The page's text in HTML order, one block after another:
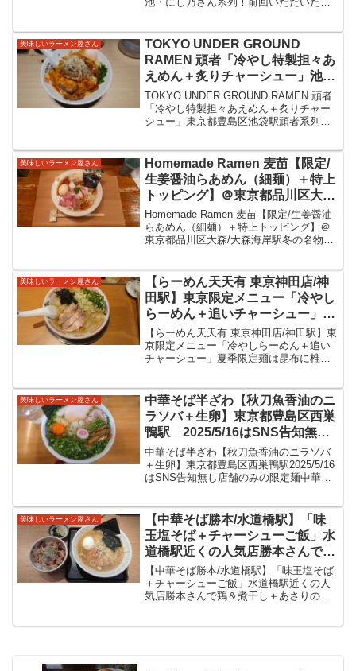
も三度目の訪問！「山椒チャーシ
個」をいただいてきました！
ーメン＋味玉＋海老ワンタン２個」をい
ただいてきました...
美味しいラーメン屋さん
TOKYO UNDER GROUND
RAMEN 頑者「冷やし特製担々あ
えめん＋炙りチャーシュー」池袋
駅すぐの頑者系列
TOKYO UNDER GROUND RAMEN 頑者
「冷やし特製担々あえめん＋炙りチャー
シュー」東京都豊島区池袋駅頑者系列の
駅近く。東武デパート横...
美味しいラーメン屋さん
Homemade Ramen 麦苗【限定/
生姜醤油らあめん（細麺）＋特上
トッピング】＠東京都品川区大
森/大森海岸駅 冬の名物と書か
れた限定メニュー。高知県刈谷農
園オーガニック生姜使用。染み渡
い限定をいただきました。
Homemade Ramen 麦苗【限定/生姜醤油
らあめん（細麺）＋特上トッピング】＠
東京都品川区大森/大森海岸駅冬の名物と
生姜が効いている美味しい限定をいただ
きました...
美味しいラーメン屋さん
【らーめん天天有 東京神田店/神
田駅】東京限定メニュー「冷やし
らーめん＋追いチャーシュー」夏
季限定麺は昆布に椎茸と記載があ
る冷やしらーめん、魚介も感じま
す。すっきりと夏にぴったりな美
た。
【らーめん天天有 東京神田店/神田駅】東
京限定メニュー「冷やしらーめん＋追い
チャーシュー」夏季限定麺は昆布に椎茸
な美味しい冷やしをいただいてきまし
た。【らーめん天天有 ...
美味しいラーメン屋さん
中華そば半ざわ【秋刀魚香油のニ
ラソバ＋生卵】東京都豊島区西巣
鴨駅 2025/5/16はSNS告知無し
店舗のみの限定麺
中華そば半ざわ【秋刀魚香油のニラソバ
＋生卵】東京都豊島区西巣鴨駅2025/5/16
はSNS告知無し店舗のみの限定麺中華そ
札を出て地上階へから明治通りを王子駅
方面へ...
美味しいラーメン屋さん
【中華そば勝本/水道橋駅】「味
玉塩そば＋チャーシューご飯」水
道橋駅近くの人気店勝本さんで鶏
＆煮干し＋あさりの清湯の塩ラー
メンをいただいてきました！
【中華そば勝本/水道橋駅】「味玉塩そば
＋チャーシューご飯」水道橋駅近くの人
気店勝本さんで鶏＆煮干し＋あさりの清